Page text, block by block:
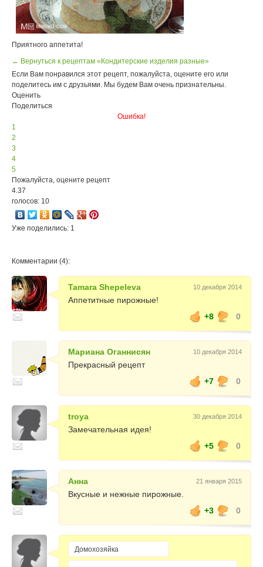
Приятного аппетита!
← Вернуться к рецептам «Кондитерские изделия разные»
Если Вам понравился этот рецепт, пожалуйста, оцените его или
поделитесь им с друзьями. Мы будем Вам очень признательны.
Оценить
Поделиться
Ошибка!
1
2
3
4
5
Пожалуйста, оцените рецепт
4.37
голосов: 10
Уже поделились: 1
Комментарии (4):
Tamara Shepeleva 10 декабря 2014
Аппетитные пирожные!
+8
0
Мариана Оганнисян 10 декабря 2014
Прекрасный рецепт
+7
0
troya 30 декабря 2014
Замечательная идея!
+5
0
Анна 21 января 2015
Вкусные и нежные пирожные.
+3
0